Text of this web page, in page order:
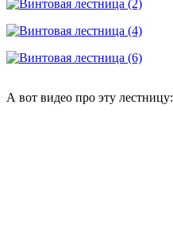
А вот видео про эту лестницу: